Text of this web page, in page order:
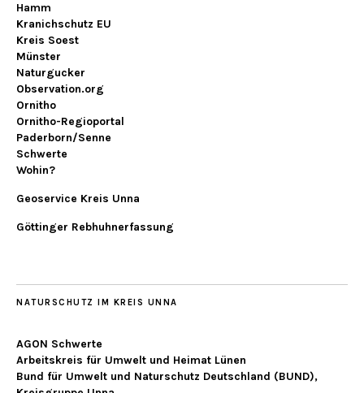
Hamm
Kranichschutz EU
Kreis Soest
Münster
Naturgucker
Observation.org
Ornitho
Ornitho-Regioportal
Paderborn/Senne
Schwerte
Wohin?
Geoservice Kreis Unna
Göttinger Rebhuhnerfassung
NATURSCHUTZ IM KREIS UNNA
AGON Schwerte
Arbeitskreis für Umwelt und Heimat Lünen
Bund für Umwelt und Naturschutz Deutschland (BUND),